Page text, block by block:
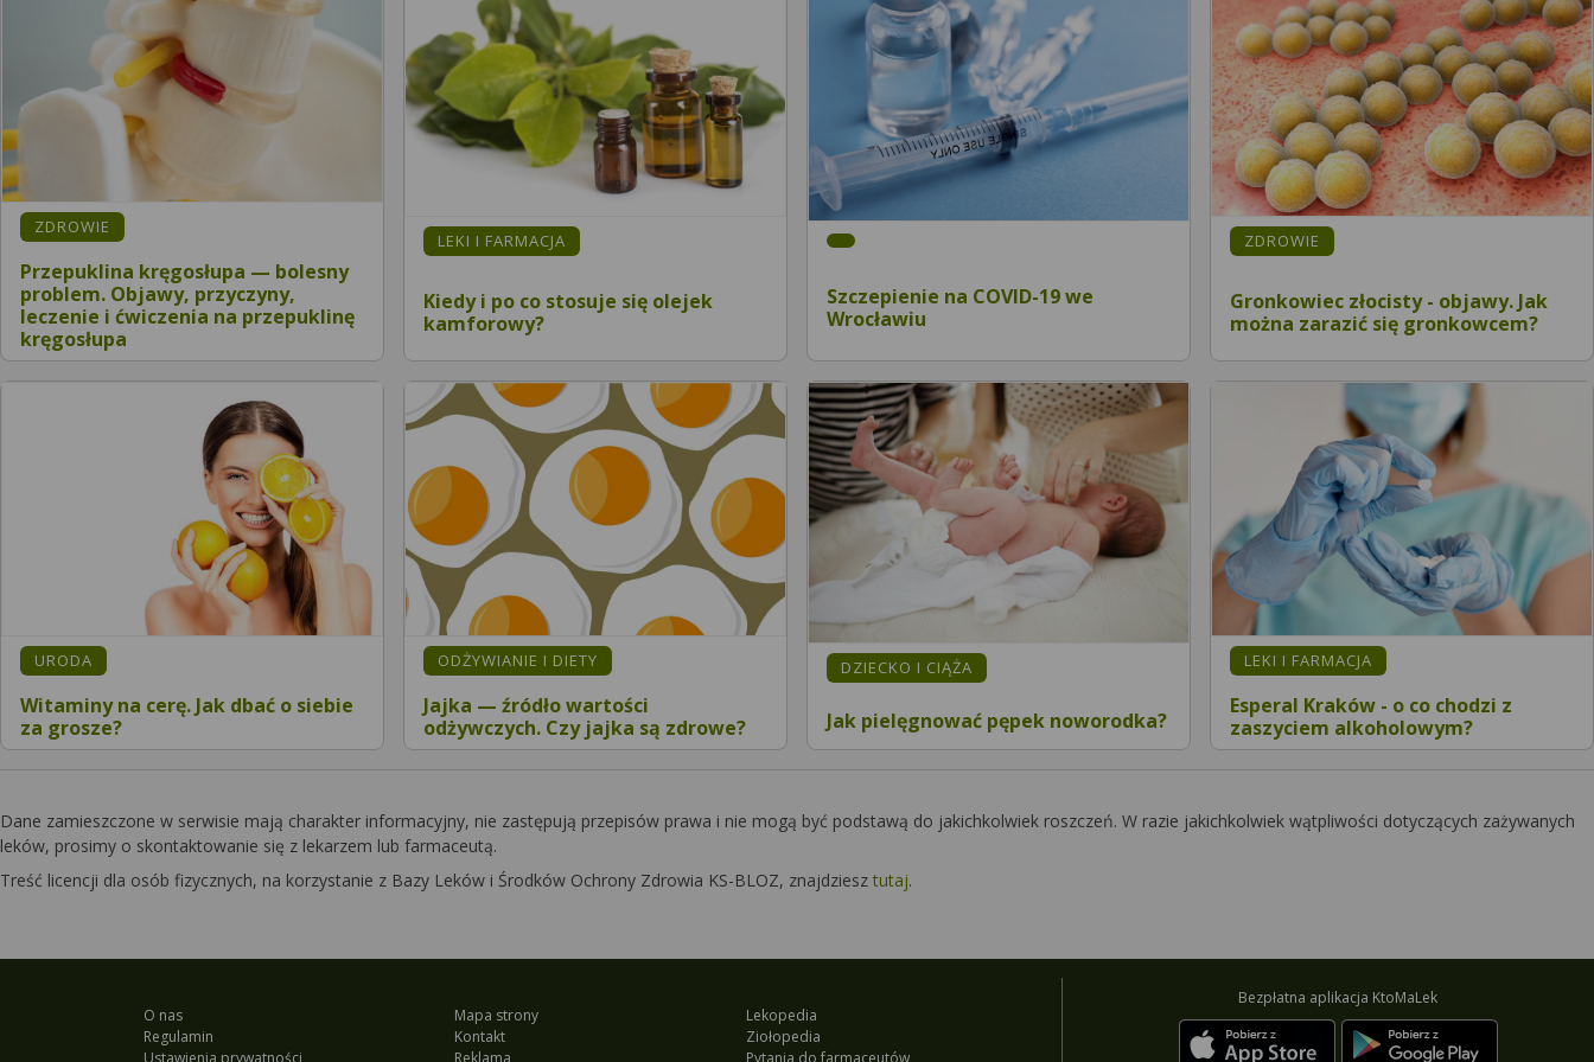
ZDROWIE
Przepuklina kręgosłupa — bolesny
problem. Objawy, przyczyny,
leczenie i ćwiczenia na przepuklinę
kręgosłupa
LEKI I FARMACJA
Kiedy i po co stosuje się olejek
kamforowy?
Szczepienie na COVID-19 we
Wrocławiu
ZDROWIE
Gronkowiec złocisty - objawy. Jak
można zarazić się gronkowcem?
URODA
Witaminy na cerę. Jak dbać o siebie
za grosze?
ODŻYWIANIE I DIETY
Jajka — źródło wartości
odżywczych. Czy jajka są zdrowe?
DZIECKO I CIĄŻA
Jak pielęgnować pępek noworodka?
LEKI I FARMACJA
Esperal Kraków - o co chodzi z
zaszyciem alkoholowym?
Dane zamieszczone w serwisie mają charakter informacyjny, nie zastępują przepisów prawa i nie mogą być podstawą do jakichkolwiek roszczeń. W razie jakichkolwiek wątpliwości dotyczących zażywanych
leków, prosimy o skontaktowanie się z lekarzem lub farmaceutą.
Treść licencji dla osób fizycznych, na korzystanie z Bazy Leków i Środków Ochrony Zdrowia KS-BLOZ, znajdziesz tutaj.
O nas
Regulamin
Ustawienia prywatności
Mapa strony
Kontakt
Reklama
Lekopedia
Ziołopedia
Pytania do farmaceutów
Bezpłatna aplikacja KtoMaLek